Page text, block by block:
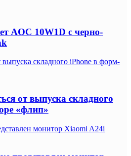
AOC 10W1D с черно-
выпуска складного iPhone в форм-
от выпуска складного
«флип»
монитор Xiaomi A24i